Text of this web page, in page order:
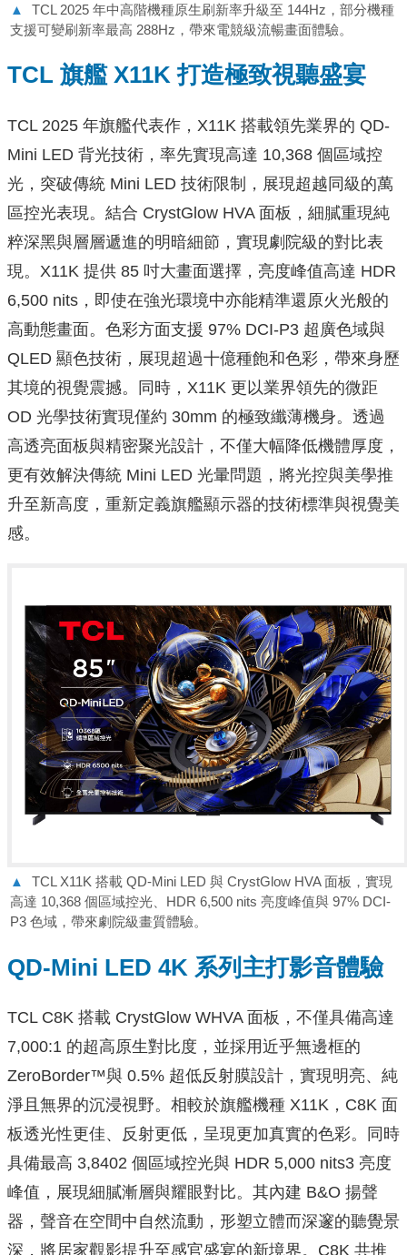
▲
TCL 2025 年中高階機種原生刷新率升級至 144Hz，部分機種
支援可變刷新率最高 288Hz，帶來電競級流暢畫面體驗。
TCL 旗艦 X11K 打造極致視聽盛宴
TCL 2025 年旗艦代表作，X11K 搭載領先業界的 QD-
Mini LED 背光技術，率先實現高達 10,368 個區域控
光，突破傳統 Mini LED 技術限制，展現超越同級的萬
區控光表現。結合 CrystGlow HVA 面板，細膩重現純
粹深黑與層層遞進的明暗細節，實現劇院級的對比表
現。X11K 提供 85 吋大畫面選擇，亮度峰值高達 HDR
6,500 nits，即使在強光環境中亦能精準還原火光般的
高動態畫面。色彩方面支援 97% DCI-P3 超廣色域與
QLED 顯色技術，展現超過十億種飽和色彩，帶來身歷
其境的視覺震撼。同時，X11K 更以業界領先的微距
OD 光學技術實現僅約 30mm 的極致纖薄機身。透過
高透亮面板與精密聚光設計，不僅大幅降低機體厚度，
更有效解決傳統 Mini LED 光暈問題，將光控與美學推
升至新高度，重新定義旗艦顯示器的技術標準與視覺美
感。
▲
TCL X11K 搭載 QD-Mini LED 與 CrystGlow HVA 面板，實現
高達 10,368 個區域控光、HDR 6,500 nits 亮度峰值與 97% DCI-
P3 色域，帶來劇院級畫質體驗。
QD-Mini LED 4K 系列主打影音體驗
TCL C8K 搭載 CrystGlow WHVA 面板，不僅具備高達
7,000:1 的超高原生對比度，並採用近乎無邊框的
ZeroBorder™與 0.5% 超低反射膜設計，實現明亮、純
淨且無界的沉浸視野。相較於旗艦機種 X11K，C8K 面
板透光性更佳、反射更低，呈現更加真實的色彩。同時
具備最高 3,8402 個區域控光與 HDR 5,000 nits3 亮度
峰值，展現細膩漸層與耀眼對比。其內建 B&O 揚聲
器，聲音在空間中自然流動，形塑立體而深邃的聽覺景
深，將居家觀影提升至感官盛宴的新境界。C8K 共推